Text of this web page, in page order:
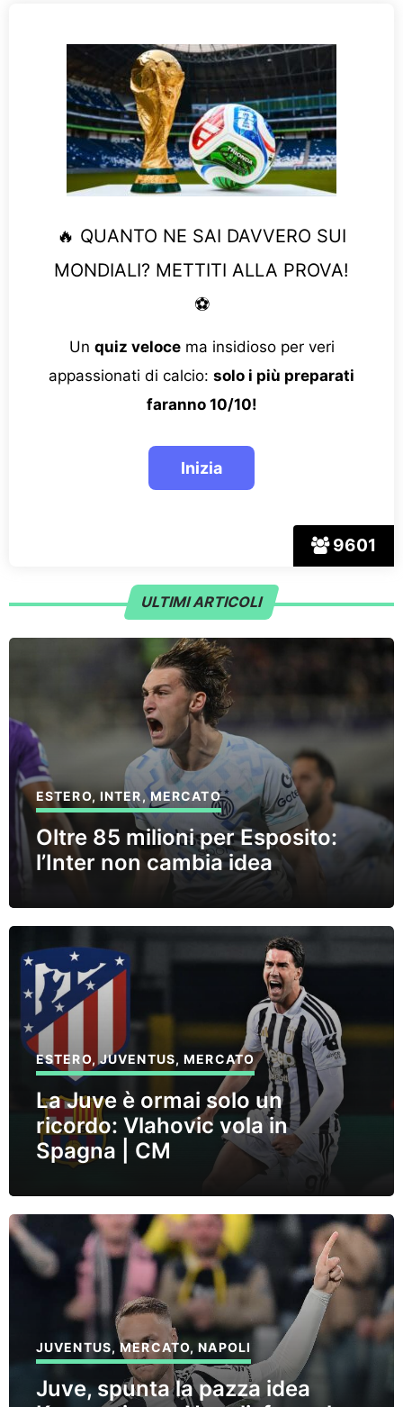
9601
🔥 QUANTO NE SAI DAVVERO SUI
MONDIALI? METTITI ALLA PROVA!
⚽
Un quiz velocema insidioso per veri
appassionati di calcio: solo i più preparati
faranno 10/10!
ULTIMI ARTICOLI
ESTERO, INTER,MERCATO
Oltre 85 milioni per Esposito:
l’Inter non cambia idea
ESTERO, JUVENTUS,MERCATO
La Juve è ormai solo un
ricordo: Vlahovic vola in
Spagna | CM
JUVENTUS,MERCATO,NAPOLI
Juve, spunta la pazza idea